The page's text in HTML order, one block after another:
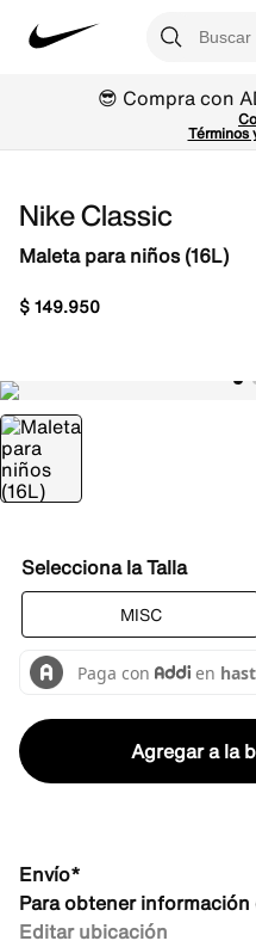
😎 Compra con
Términos
Nike Classic
Maleta para niños (16L)
$149.950
Talla
MISC
Agregar a la
Envío*
Para obtener
Editar ubicación